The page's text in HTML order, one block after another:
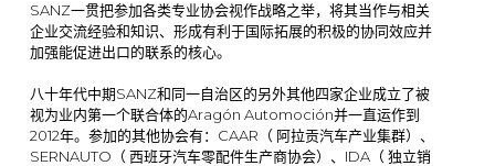
SANZ一贯把参加各类专业协会视作战略之举，将其当作与相关
企业交流经验和知识、形成有利于国际拓展的积极的协同效应并
加强能促进出口的联系的核心。
八十年代中期SANZ和同一自治区的另外其他四家企业成立了被
视为业内第一个联合体的Aragón Automoción并一直运作到
2012年。参加的其他协会有：CAAR（ 阿拉贡汽车产业集群）、
SERNAUTO（ 西班牙汽车零配件生产商协会）、IDA（ 独立销